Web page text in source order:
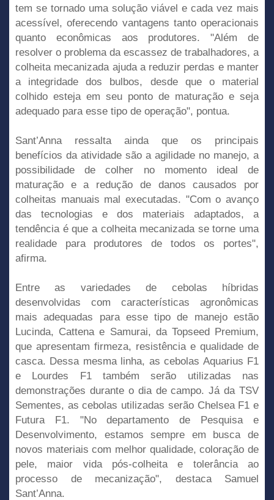
tem se tornado uma solução viável e cada vez mais
acessível, oferecendo vantagens tanto operacionais
quanto econômicas aos produtores. "Além de
resolver o problema da escassez de trabalhadores, a
colheita mecanizada ajuda a reduzir perdas e manter
a integridade dos bulbos, desde que o material
colhido esteja em seu ponto de maturação e seja
adequado para esse tipo de operação", pontua.
Sant’Anna ressalta ainda que os principais
benefícios da atividade são a agilidade no manejo, a
possibilidade de colher no momento ideal de
maturação e a redução de danos causados por
colheitas manuais mal executadas. "Com o avanço
das tecnologias e dos materiais adaptados, a
tendência é que a colheita mecanizada se torne uma
realidade para produtores de todos os portes",
afirma.
Entre as variedades de cebolas híbridas
desenvolvidas com características agronômicas
mais adequadas para esse tipo de manejo estão
Lucinda, Cattena e Samurai, da Topseed Premium,
que apresentam firmeza, resistência e qualidade de
casca. Dessa mesma linha, as cebolas Aquarius F1
e Lourdes F1 também serão utilizadas nas
demonstrações durante o dia de campo. Já da TSV
Sementes, as cebolas utilizadas serão Chelsea F1 e
Futura F1. "No departamento de Pesquisa e
Desenvolvimento, estamos sempre em busca de
novos materiais com melhor qualidade, coloração de
pele, maior vida pós-colheita e tolerância ao
processo de mecanização", destaca Samuel
Sant’Anna.